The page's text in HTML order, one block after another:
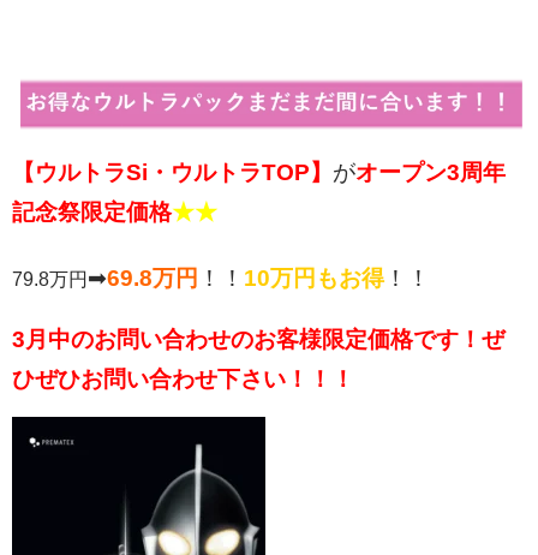
【ウルトラSi・ウルトラTOP】 がオープン3周年
記念祭限定価格★★
79.8万円 ➡69.8万円 ！！ 10万円もお得！！
3月中のお問い合わせのお客様限定価格です！ぜ
ひぜひお問い合わせ下さい！！！